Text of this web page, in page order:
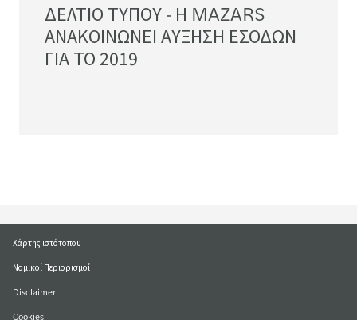
ΔΕΛΤΙΟ ΤΥΠΟΥ - Η MAZARS
ΑΝΑΚΟΙΝΩΝΕΙ ΑΥΞΗΣΗ ΕΣΟΔΩΝ
ΓΙΑ ΤΟ 2019
Χάρτης ιστότοπου
Νομικοί Περιορισμοί
Disclaimer
Cookies